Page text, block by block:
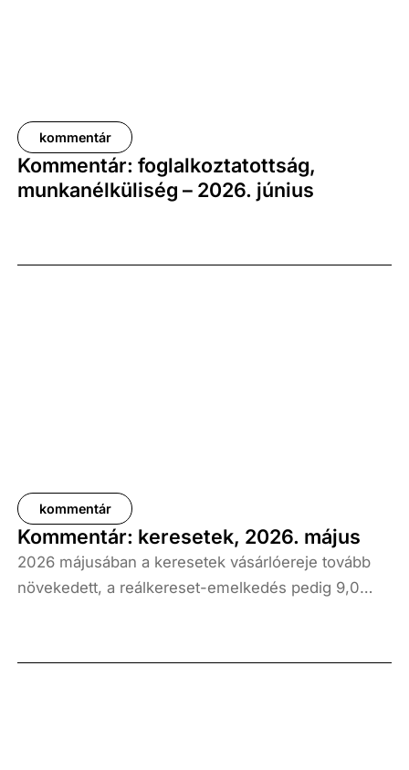
kommentár
Kommentár: foglalkoztatottság,
munkanélküliség – 2026. június
kommentár
Kommentár: keresetek, 2026. május
2026 májusában a keresetek vásárlóereje tovább
növekedett, a reálkereset-emelkedés pedig 9,0
százalékot, a nettóé 11,0 százalékot tett ki, emellett